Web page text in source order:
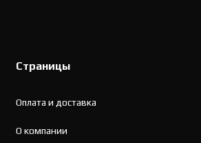
Страницы
Оплата и доставка
О компании